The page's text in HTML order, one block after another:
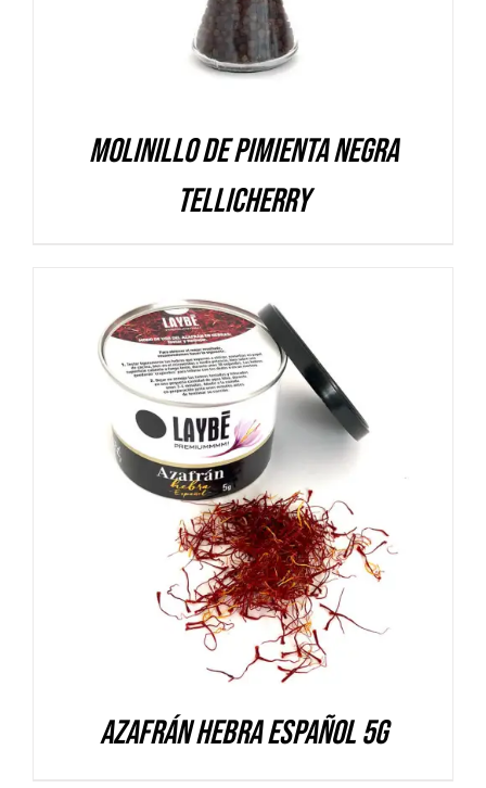
Molinillo de Pimienta Negra
Tellicherry
DETALLES
Azafrán hebra español 5g